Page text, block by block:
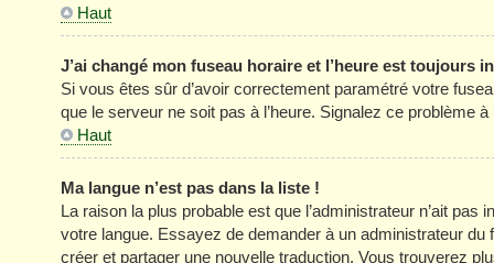
Haut
J’ai changé mon fuseau horaire et l’heure est toujours
Si vous êtes sûr d’avoir correctement paramétré votre
que le serveur ne soit pas à l’heure. Signalez ce problème
Haut
Ma langue n’est pas dans la liste !
La raison la plus probable est que l’administrateur n’ait
votre langue. Essayez de demander à un administrateur du
créer et partager une nouvelle traduction. Vous trouverez